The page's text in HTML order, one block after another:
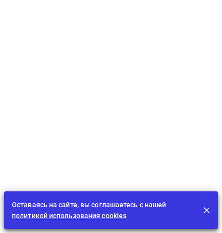
Оставаясь на сайте, вы соглашаетесь с нашей
политикой использования cookies